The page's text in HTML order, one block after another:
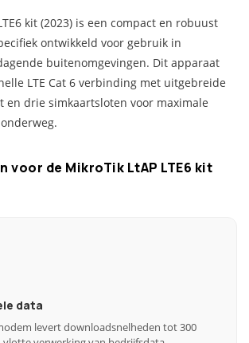
kit (2023) is een compact en robuust
ontwikkeld voor gebruik in
buitenomgevingen. Dit apparaat
LTE Cat 6 verbinding met uitgebreide
en drie simkaartsloten voor maximale
voor de MikroTik LtAP LTE6 kit
data
levert downloadsnelheden tot 300